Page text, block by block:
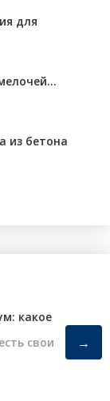
для
из бетона
какое
свои
→